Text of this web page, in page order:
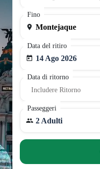
Fino
Data del ritiro
14 Ago 2026
Data di ritorno
Includere Ritorno
Passeggeri
2 Adulti